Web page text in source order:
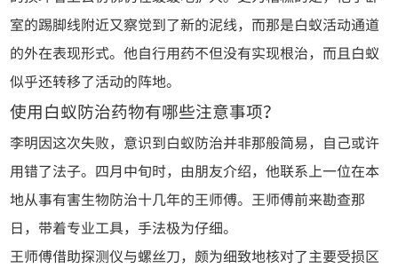
室的踢脚线附近又察觉到了新的泥线，而那是白蚁活动通道
的外在表现形式。他自行用药不但没有实现根治，而且白蚁
似乎还转移了活动的阵地。
使用白蚁防治药物有哪些注意事项？
李明因这次失败，意识到白蚁防治并非那般简易，自己或许
用错了法子。四月中旬时，由朋友介绍，他联系上一位在本
地从事有害生物防治十几年的王师傅。王师傅前来勘查那
日，带着专业工具，手法极为仔细。
王师傅借助探测仪与螺丝刀，颇为细致地核对了主要受损区